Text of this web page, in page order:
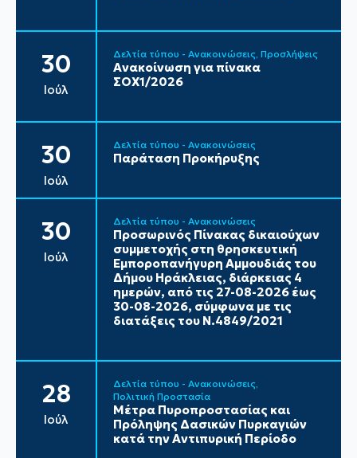
30
Ιούλ
Δελτία τύπου - Ανακοινώσεις Προσλήψεις
Ανακοίνωση για πίνακα
ΣΟΧ1/2026
30
Ιούλ
Δελτία τύπου - Ανακοινώσεις
Παράταση Προκήρυξης
30
Ιούλ
Δελτία τύπου - Ανακοινώσεις
Προσωρινός Πίνακας δικαιούχων
συμμετοχής στη θρησκευτική
Εμποροπανήγυρη Αμμουδιάς του
Δήμου Ηράκλειας, διάρκειας 4
ημερών, από τις 27-08-2026 έως
30-08-2026, σύμφωνα με τις
διατάξεις του Ν.4849/2021
28
Ιούλ
Δελτία τύπου - Ανακοινώσεις
Πολιτική Προστασία
Μέτρα Πυροπροστασίας και
Πρόληψης Δασικών Πυρκαγιών
κατά την Αντιπυρική Περίοδο